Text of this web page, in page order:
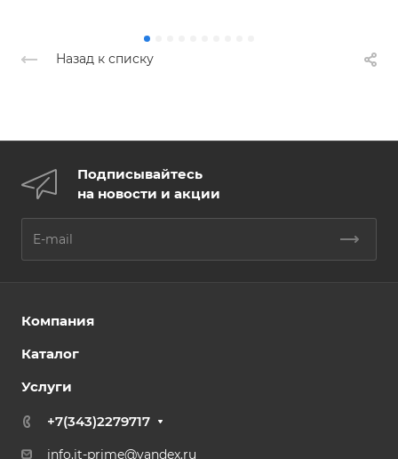
Назад к списку
Подписывайтесь
на новости и акции
Компания
Каталог
Услуги
+7(343)2279717
info.it-prime@yandex.ru